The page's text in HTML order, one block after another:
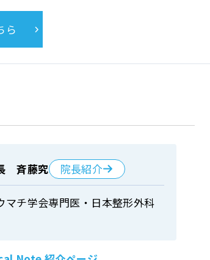
ら
斉藤究 院長紹介
マチ学会専門医・日本整形外科